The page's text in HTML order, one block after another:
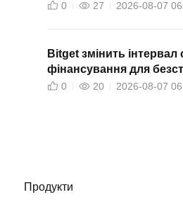
0 27 2026-08-07
Bitget змінить інтервал
фінансування для
DEXEUSDT
0 20 2026-08-07
Продукти